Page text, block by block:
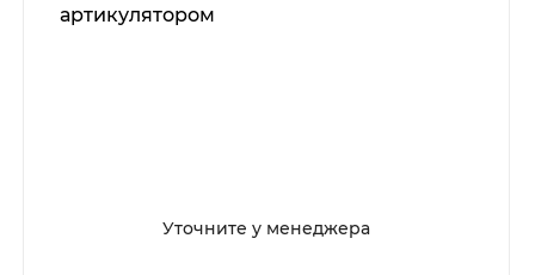
артикулятором
Уточните у менеджера